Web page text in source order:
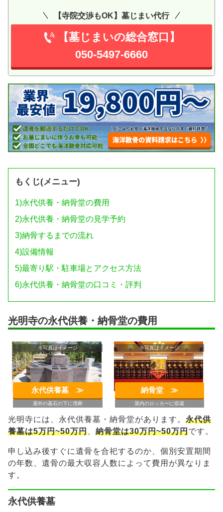
【寺院交渉もOK】墓じまい代行
【墓じまいの総合窓口】
050-5497-6660
もくじ(メニュー)
1)永代供養・納骨堂の費用
2)永代供養・納骨堂の見学予約
3)納骨するまでの流れ
4)設備情報
5)最寄り駅・駐車場とアクセス方法
6)永代供養・納骨堂の口コミ・評判
光明寺の永代供養・納骨堂の費用
屋外の墓石の下に埋葬
※写真はイメージ
永代供養墓 ≫︎
屋内のロッカーに収蔵
※写真はイメージ
納骨堂 ≫︎
光明寺には、永代供養墓・納骨堂があります。 永代供
養墓は5万円~50万円
納骨堂は30万円~50万円です。
申し込み後すぐに遺骨を合祀するのか、個別安置期間
の年数、遺骨の最大収容人数によって費用が異なりま
す。
永代供養墓